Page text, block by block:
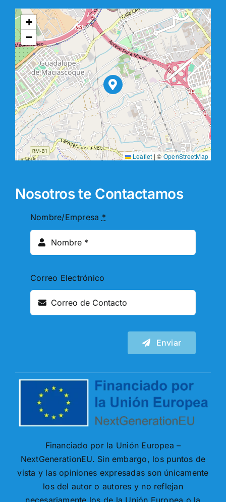
+
−
Leaflet |©OpenStreetMap
Nosotros te Contactamos
Nombre/Empresa *
Correo Electrónico
Enviar
Financiado por la Unión Europea –
NextGenerationEU. Sin embargo, los puntos de
vista y las opiniones expresadas son únicamente
los del autor o autores y no reflejan